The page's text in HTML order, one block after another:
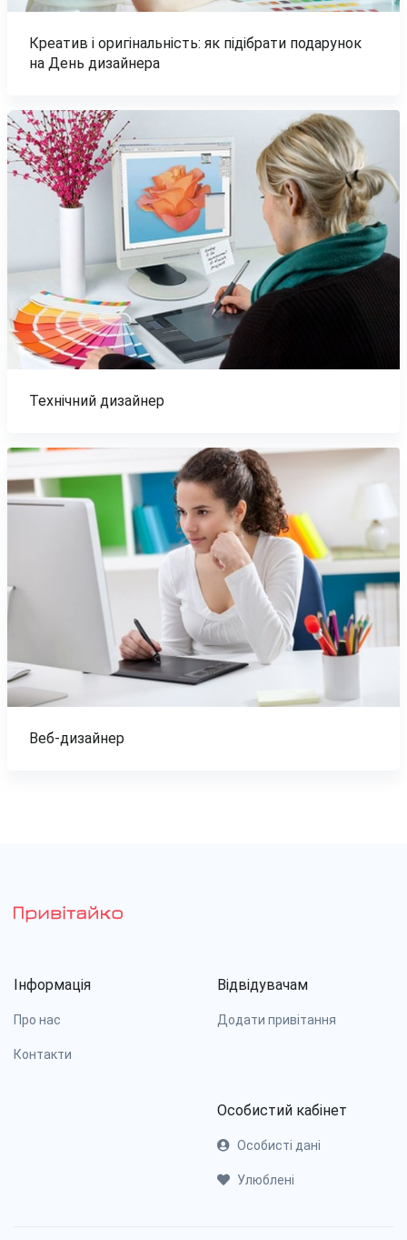
Креатив і оригінальність: як підібрати подарунок
на День дизайнера
Технічний дизайнер
Веб-дизайнер
Інформація
Про нас
Контакти
Відвідувачам
Додати привітання
Особистий кабінет
Особисті дані
Улюблені